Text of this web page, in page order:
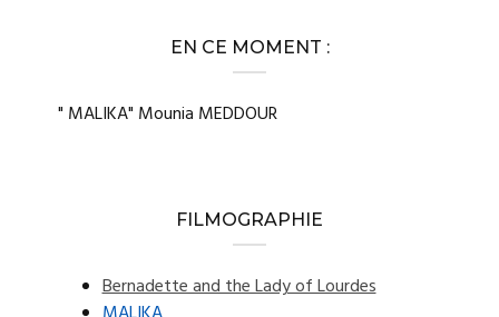
EN CE MOMENT :
" MALIKA" Mounia MEDDOUR
FILMOGRAPHIE
Bernadette and the Lady of Lourdes